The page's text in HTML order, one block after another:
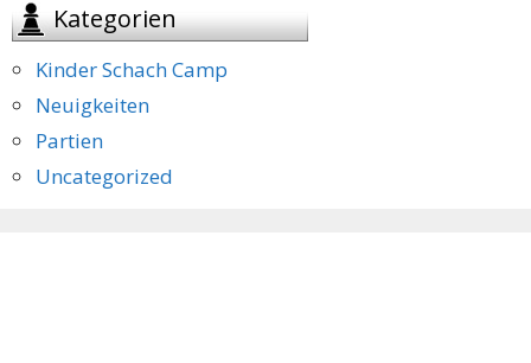
Kategorien
Kinder Schach Camp
Neuigkeiten
Partien
Uncategorized